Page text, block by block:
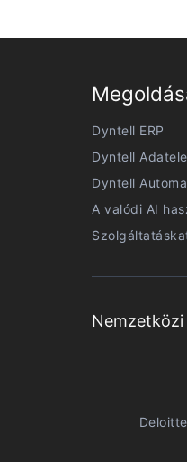
Dyntell ERP
Dyntell
Dyntell
A valódi AI
Nemzetközi